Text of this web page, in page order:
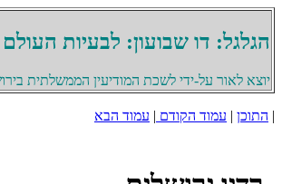
הגלגל: דו שבועון: לבעיות העולם
יוצא לאור על-ידי לשכת המודיעין הממשלתית
| התוכן | עמוד הקודם | עמוד הבא